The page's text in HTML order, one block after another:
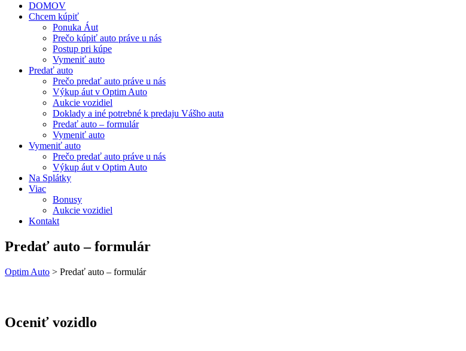
DOMOV
Chcem kúpiť
Ponuka Áut
Prečo kúpiť auto práve u nás
Postup pri kúpe
Vymeniť auto
Predať auto
Prečo predať auto práve u nás
Výkup áut v Optim Auto
Aukcie vozidiel
Doklady a iné potrebné k predaju Vášho auta
Predať auto – formulár
Vymeniť auto
Vymeniť auto
Prečo predať auto práve u nás
Výkup áut v Optim Auto
Na Splátky
Viac
Bonusy
Aukcie vozidiel
Kontakt
Predať auto – formulár
Optim Auto > Predať auto – formulár
Oceniť vozidlo